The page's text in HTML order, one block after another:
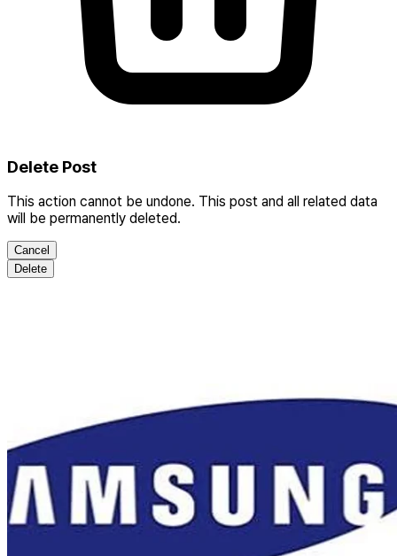
Delete Post
This action cannot be undone. This post and all related data
will be permanently deleted.
Cancel
Delete